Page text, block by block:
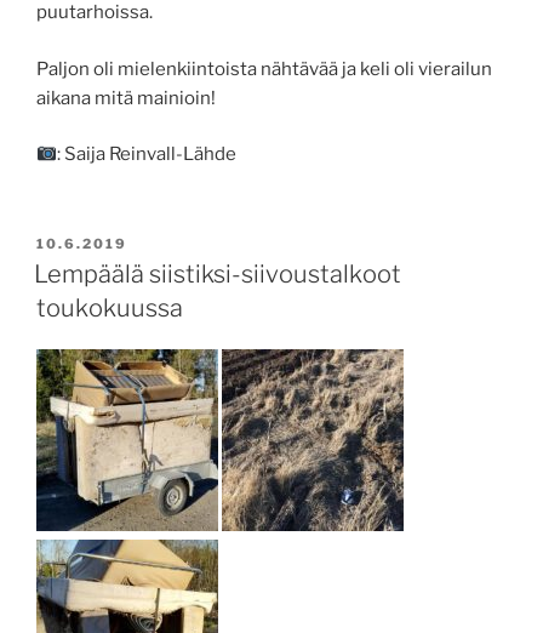
puutarhoissa.
Paljon oli mielenkiintoista nähtävää ja keli oli vierailun
aikana mitä mainioin!
: Saija Reinvall-Lähde
JULKAISTU
10.6.2019
Lempäälä siistiksi-siivoustalkoot
toukokuussa